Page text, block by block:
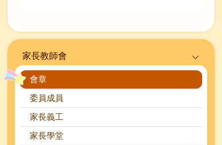
Main
navigation
家長教師會
會章
委員成員
家長義工
家長學堂